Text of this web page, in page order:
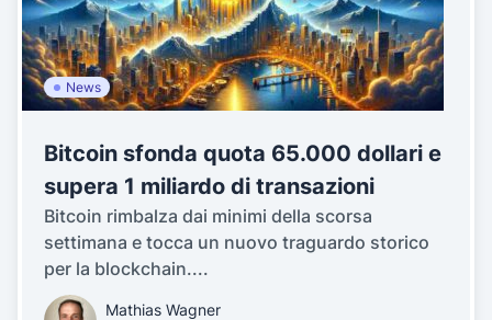
News
Bitcoin sfonda quota 65.000 dollari e
supera 1 miliardo di transazioni
Bitcoin rimbalza dai minimi della scorsa
settimana e tocca un nuovo traguardo storico
per la blockchain....
Mathias Wagner